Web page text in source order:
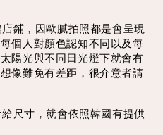
鋪，因歐膩拍照都是會呈現
個人對顏色認知不同以及每
陽光與不同日光燈下就會有
像難免有差距，很介意者請
尺寸，就會依照韓國有提供